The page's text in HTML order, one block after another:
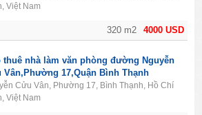
4000 USD
320 m2
Việt Nam
thuê nhà làm văn phòng đường Nguyễn
Vân,Phường 17,Quận Bình Thạnh
Cửu Vân, Phường 17, Bình Thạnh, Hồ Chí
Việt Nam